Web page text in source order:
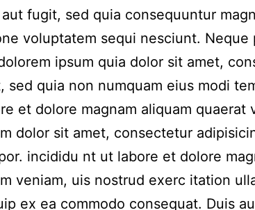
fugit, sed quia consequuntur
voluptatem sequi nesciunt. Neque
ipsum quia dolor sit amet,
sed quia non numquam eius modi
et dolore magnam aliquam quaerat
dolor sit amet, consectetur
incididu nt ut labore et dolore
veniam, uis nostrud exerc itation
ex ea commodo consequat. Duis